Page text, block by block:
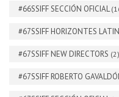
#66SSIFF SECCIÓN OFICIAL
#67SSIFF HORIZONTES
#67SSIFF NEW DIRECTORS (2)
#67SSIFF ROBERTO